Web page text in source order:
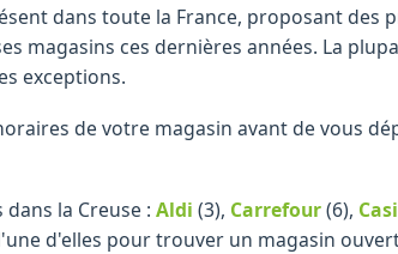
dans toute la France, proposant
magasins ces dernières années. La
exceptions.
de votre magasin avant de vous
la Creuse : Aldi (3), Carrefour(6),
d'elles pour trouver un magasin